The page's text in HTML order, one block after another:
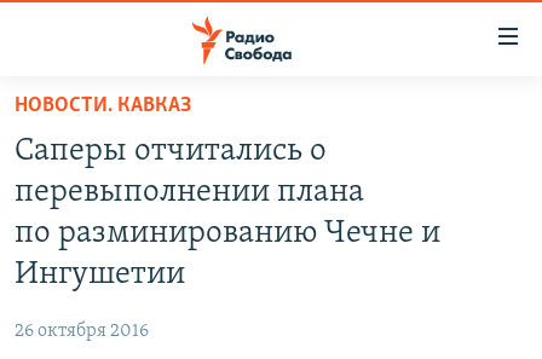
упрощенного
доступа
основному
содержанию
Вернутся
ПОДКАСТЫ
АВТОРСКИЕ ПРОЕКТЫ
ЦИТАТЫ СВОБОДЫ
КУЛЬТУРА
НОВОСТИ. КАВКАЗ
Саперы отчитались о
перевыполнении плана
по разминированию Чечне и
Ингушетии
26 октября 2016